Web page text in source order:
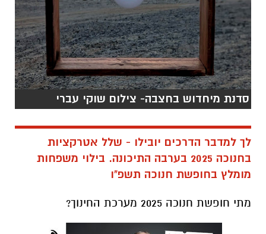
סדנת מיחדוש בחצבה- צילום שוקי עברי
לך למדבר הדרכים יובילו - שלל אטרקציות
בחנוכה 2025 בערבה התיכונה. בילוי משפחות
מומלץ בחופשת חנוכה תשפ"ו
מתי חופשת חנוכה 2025 מערכת החינוך?